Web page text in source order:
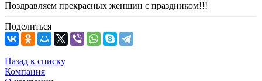
Поздравляем прекрасных женщин с праздником!!!
Поделиться
Назад к списку
Компания